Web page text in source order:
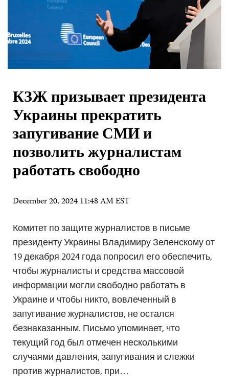
КЗЖ призывает президента
Украины прекратить
запугивание СМИ и
позволить журналистам
работать свободно
December 20, 2024 11:48 AM EST
Комитет по защите журналистов в письме
президенту Украины Владимиру Зеленскому от
19 декабря 2024 года попросил его обеспечить,
чтобы журналисты и средства массовой
информации могли свободно работать в
Украине и чтобы никто, вовлеченный в
запугивание журналистов, не остался
безнаказанным. Письмо упоминает, что
текущий год был отмечен несколькими
случаями давления, запугивания и слежки
против журналистов, при…